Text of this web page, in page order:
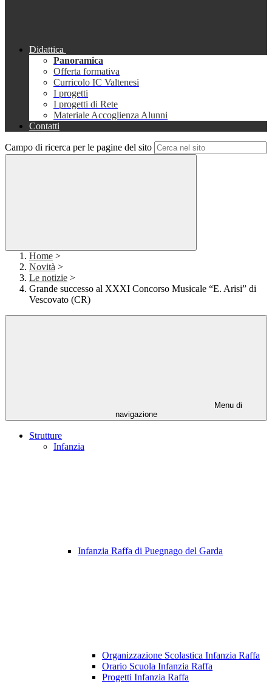
Didattica
Panoramica
Offerta formativa
Curricolo IC Valtenesi
I progetti
I progetti di Rete
Materiale Accoglienza Alunni
Contatti
Campo di ricerca per le pagine del sito
Home >
Novità >
Le notizie >
Grande successo al XXXI Concorso Musicale “E. Arisi” di
Vescovato (CR)
Menu di
navigazione
Strutture
Infanzia
Infanzia Raffa di Puegnago del Garda
Organizzazione Scolastica Infanzia Raffa
Orario Scuola Infanzia Raffa
Progetti Infanzia Raffa